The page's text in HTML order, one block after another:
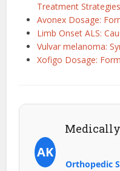
Treatment Strategies
Avonex Dosage:
Limb Onset ALS:
Vulvar melanoma:
Xofigo Dosage:
AK
Medically
Orthopedic